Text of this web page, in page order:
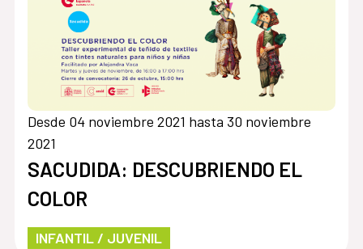
Desde 04 noviembre 2021 hasta 30 noviembre
2021
SACUDIDA: DESCUBRIENDO EL
COLOR
INFANTIL / JUVENIL